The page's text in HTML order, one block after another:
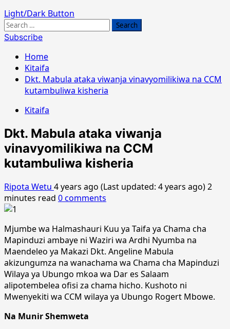
Light/Dark Button
Search
for:
Subscribe
Home
Kitaifa
Dkt. Mabula ataka viwanja vinavyomilikiwa na CCM
kutambuliwa kisheria
Kitaifa
Dkt. Mabula ataka viwanja
vinavyomilikiwa na CCM
kutambuliwa kisheria
Ripota Wetu 4 years ago (Last updated: 4 years ago)2
minutes read 0 comments
Mjumbe wa Halmashauri Kuu ya Taifa ya Chama cha
Mapinduzi ambaye ni Waziri wa Ardhi Nyumba na
Maendeleo ya Makazi Dkt. Angeline Mabula
akizungumza na wanachama wa Chama cha Mapinduzi
Wilaya ya Ubungo mkoa wa Dar es Salaam
alipotembelea ofisi za chama hicho. Kushoto ni
Mwenyekiti wa CCM wilaya ya Ubungo Rogert Mbowe.
Na Munir Shemweta